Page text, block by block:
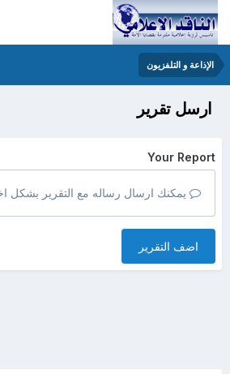
الإذاعة و التلفزيون
ارسل تقرير
Your Report
يمكنك ارسال رساله مع التقرير بشكل
اضف التقرير